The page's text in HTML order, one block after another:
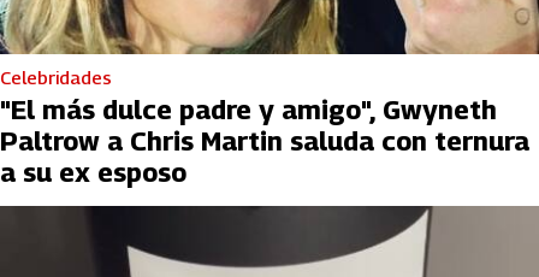
Celebridades
"El más dulce padre y amigo", Gwyneth
Paltrow a Chris Martin saluda con ternura
a su ex esposo